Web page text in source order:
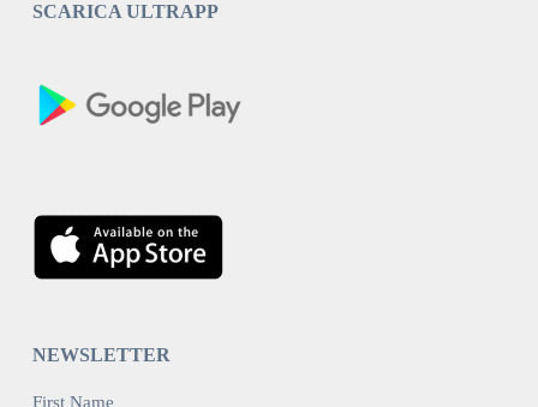
SCARICA ULTRAPP
NEWSLETTER
First Name